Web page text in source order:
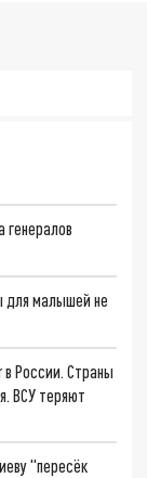
для малышей не
России. Страны
ВСУ теряют
"пересёк